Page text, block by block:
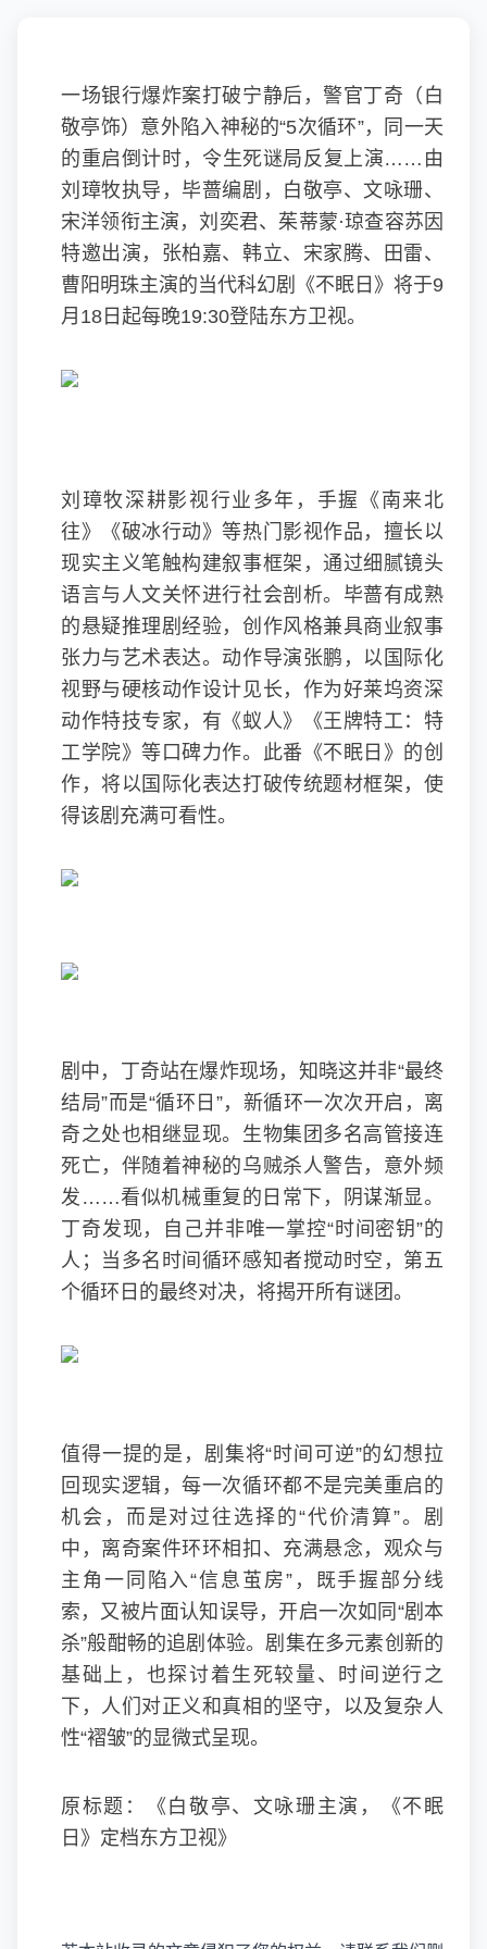
一场银行爆炸案打破宁静后，警官丁奇（ 白
敬亭饰）意外陷入神秘的“5次循环”，同一天
的重启倒计时，令生死谜局反复上演……由
刘璋牧执导，毕蔷编剧，白敬亭、 文咏珊、
宋洋领衔主演，刘奕君、茱蒂蒙·琼查容苏因
特邀出演，张柏嘉、韩立、宋家腾、田雷、
曹阳明珠主演的当代科幻剧《不眠日》将于9
月18日起每晚19:30登陆东方卫视。
刘璋牧深耕影视行业多年，手握《南来北
往》《破冰行动》等热门影视作品，擅长以
现实主义笔触构建叙事框架，通过细腻镜头
语言与人文关怀进行社会剖析。毕蔷有成熟
的悬疑推理剧经验，创作风格兼具商业叙事
张力与艺术表达。动作导演张鹏，以国际化
视野与硬核动作设计见长，作为好莱坞资深
动作特技专家，有《蚁人》《王牌特工：特
工学院》等口碑力作。此番《不眠日 》的创
作，将以国际化表达打破传统题材框架，使
得该剧充满可看性。
剧中，丁奇站在爆炸现场，知晓这并非“最终
结局”而是“循环日”，新循环一次次开启，离
奇之处也相继显现。生物集团多名高管接连
死亡，伴随着神秘的乌贼杀人警告，意外频
发……看似机械重复的日常下，阴谋渐显。
丁奇发现，自己并非唯一掌控“时间密钥”的
人；当多名时间循环感知者搅动时空，第五
个循环日的最终对决，将揭开所有谜团。
值得一提的是，剧集将“时间可逆”的幻想拉
回现实逻辑，每一次循环都不是完美重启的
机会，而是对过往选择的“代价清算”。剧
中，离奇案件环环相扣、充满悬念，观众与
主角一同陷入“信息茧房”，既手握部分线
索，又被片面认知误导，开启一次如同“剧本
杀”般酣畅的追剧体验。剧集在多元素创新的
基础上，也探讨着生死较量、时间逆行之
下，人们对正义和真相的坚守，以及复杂人
性“褶皱”的显微式呈现。
原标题：《白敬亭、文咏珊主演，《不眠
日》定档东方卫视》